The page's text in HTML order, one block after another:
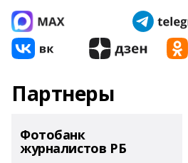
Партнеры
Фотобанк
журналистов РБ